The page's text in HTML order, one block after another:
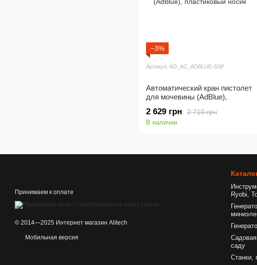
−3%
Артикул: AO_AC_ADBLUE-SSP
Автоматический кран пистолет
для мочевины (AdBlue),
2 710 грн
2 629 грн
В наличии
Принимаем к оплате
© 2014—2025 Интернет магазин Alitech
Мобильная версия
Ryobi,
саду
Станки,